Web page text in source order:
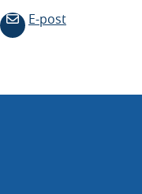
E-post